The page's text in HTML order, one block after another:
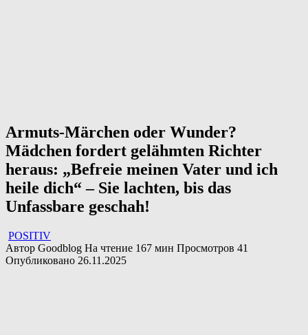
Armuts-Märchen oder Wunder?
Mädchen fordert gelähmten Richter
heraus: „Befreie meinen Vater und ich
heile dich“ – Sie lachten, bis das
Unfassbare geschah!
POSITIV
Автор Goodblog На чтение 167 мин Просмотров 41
Опубликовано 26.11.2025